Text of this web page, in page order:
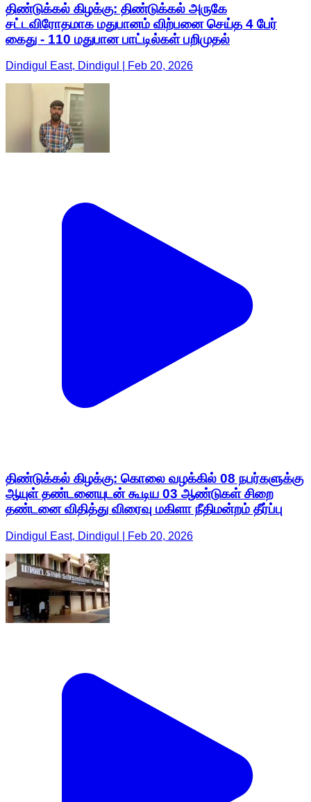
திண்டுக்கல் கிழக்கு: திண்டுக்கல் அருகே
சட்டவிரோதமாக மதுபானம் விற்பனை செய்த 4 பேர்
கைது - 110 மதுபான பாட்டில்கள் பறிமுதல்
Dindigul East, Dindigul | Feb 20, 2026
திண்டுக்கல் கிழக்கு: கொலை வழக்கில் 08 நபர்களுக்கு
ஆயுள் தண்டனையுடன் கூடிய 03 ஆண்டுகள் சிறை
தண்டனை விதித்து விரைவு மகிளா நீதிமன்றம் தீர்ப்பு
Dindigul East, Dindigul | Feb 20, 2026